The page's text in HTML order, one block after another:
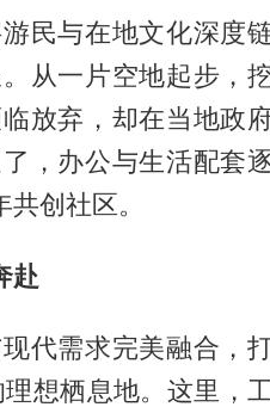
民与在地文化深度
从一片空地起步，
放弃，却在当地政
，办公与生活配套逐
创社区。
赴
代需求完美融合，
想栖息地。这里，